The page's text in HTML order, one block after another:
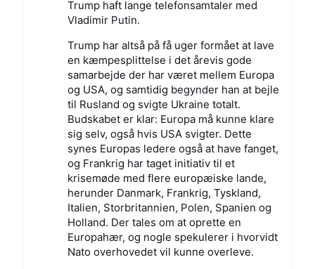
Trump haft lange telefonsamtaler med
Vladimir Putin.
Trump har altså på få uger formået at lave
en kæmpesplittelse i det årevis gode
samarbejde der har været mellem Europa
og USA, og samtidig begynder han at bejle
til Rusland og svigte Ukraine totalt.
Budskabet er klar: Europa må kunne klare
sig selv, også hvis USA svigter. Dette
synes Europas ledere også at have fanget,
og Frankrig har taget initiativ til et
krisemøde med flere europæiske lande,
herunder Danmark, Frankrig, Tyskland,
Italien, Storbritannien, Polen, Spanien og
Holland. Der tales om at oprette en
Europahær, og nogle spekulerer i hvorvidt
Nato overhovedet vil kunne overleve.